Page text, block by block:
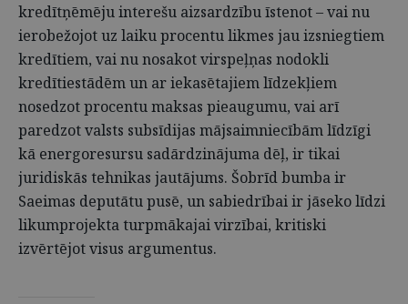
kredītņēmēju interešu aizsardzību īstenot – vai nu
ierobežojot uz laiku procentu likmes jau izsniegtiem
kredītiem, vai nu nosakot virspeļņas nodokli
kredītiestādēm un ar iekasētajiem līdzekļiem
nosedzot procentu maksas pieaugumu, vai arī
paredzot valsts subsīdijas mājsaimniecībām līdzīgi
kā energoresursu sadārdzinājuma dēļ, ir tikai
juridiskās tehnikas jautājums. Šobrīd bumba ir
Saeimas deputātu pusē, un sabiedrībai ir jāseko līdzi
likumprojekta turpmākajai virzībai, kritiski
izvērtējot visus argumentus.